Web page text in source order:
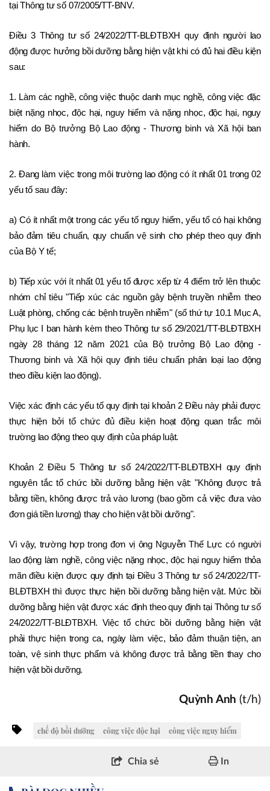
tại Thông tư số 07/2005/TT-BNV.
Điều 3 Thông tư số 24/2022/TT-BLĐTBXH quy định người lao
động được hưởng bồi dưỡng bằng hiện vật khi có đủ hai điều kiện
sau:
1. Làm các nghề, công việc thuộc danh mục nghề, công việc đặc
biệt nặng nhọc, độc hại, nguy hiểm và nặng nhọc, độc hại, nguy
hiểm do Bộ trưởng Bộ Lao động - Thương binh và Xã hội ban
hành.
2. Đang làm việc trong môi trường lao động có ít nhất 01 trong 02
yếu tố sau đây:
a) Có ít nhất một trong các yếu tố nguy hiểm, yếu tố có hại không
bảo đảm tiêu chuẩn, quy chuẩn vệ sinh cho phép theo quy định
của Bộ Y tế;
b) Tiếp xúc với ít nhất 01 yếu tố được xếp từ 4 điểm trở lên thuộc
nhóm chỉ tiêu "Tiếp xúc các nguồn gây bệnh truyền nhiễm theo
Luật phòng, chống các bệnh truyền nhiễm" (số thứ tự 10.1 Mục A,
Phụ lục I ban hành kèm theo Thông tư số 29/2021/TT-BLĐTBXH
ngày 28 tháng 12 năm 2021 của Bộ trưởng Bộ Lao động -
Thương binh và Xã hội quy định tiêu chuẩn phân loại lao động
theo điều kiện lao động).
Việc xác định các yếu tố quy định tại khoản 2 Điều này phải được
thực hiện bởi tổ chức đủ điều kiện hoạt động quan trắc môi
trường lao động theo quy định của pháp luật.
Khoản 2 Điều 5 Thông tư số 24/2022/TT-BLĐTBXH quy định
nguyên tắc tổ chức bồi dưỡng bằng hiện vật: "Không được trả
bằng tiền, không được trả vào lương (bao gồm cả việc đưa vào
đơn giá tiền lương) thay cho hiện vật bồi dưỡng".
Vì vậy, trường hợp trong đơn vị ông Nguyễn Thế Lực có người
lao động làm nghề, công việc nặng nhọc, độc hại nguy hiểm thỏa
mãn điều kiện được quy định tại Điều 3 Thông tư số 24/2022/TT-
BLĐTBXH thì được thực hiện bồi dưỡng bằng hiện vật. Mức bồi
dưỡng bằng hiện vật được xác định theo quy định tại Thông tư số
24/2022/TT-BLĐTBXH. Việc tổ chức bồi dưỡng bằng hiện vật
phải thực hiện trong ca, ngày làm việc, bảo đảm thuận tiện, an
toàn, vệ sinh thực phẩm và không được trả bằng tiền thay cho
hiện vật bồi dưỡng.
Quỳnh Anh (t/h)
chế độ bồi dưỡng công việc độc hại công việc nguy hiểm
Chia sẻ In